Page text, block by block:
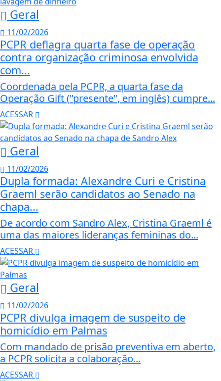
Geral
11/02/2026
PCPR deflagra quarta fase de operação
contra organização criminosa envolvida
com...
Coordenada pela PCPR, a quarta fase da
Operação Gift ("presente", em inglês) cumpre...
ACESSAR
Geral
11/02/2026
Dupla formada: Alexandre Curi e Cristina
Graeml serão candidatos ao Senado na
chapa...
De acordo com Sandro Alex, Cristina Graeml é
uma das maiores lideranças femininas do...
ACESSAR
Geral
11/02/2026
PCPR divulga imagem de suspeito de
homicídio em Palmas
Com mandado de prisão preventiva em aberto,
a PCPR solicita a colaboração...
ACESSAR